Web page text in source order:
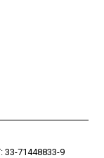
33-71448833-9